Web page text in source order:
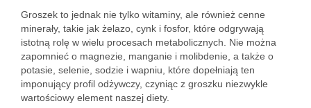
Groszek to jednak nie tylko witaminy, ale również cenne
minerały, takie jak żelazo, cynk i fosfor, które odgrywają
istotną rolę w wielu procesach metabolicznych. Nie można
zapomnieć o magnezie, manganie i molibdenie, a także o
potasie, selenie, sodzie i wapniu, które dopełniają ten
imponujący profil odżywczy, czyniąc z groszku niezwykle
wartościowy element naszej diety.